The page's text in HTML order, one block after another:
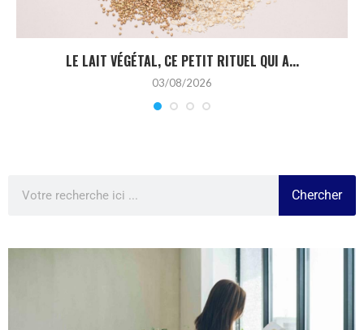
LE LAIT VÉGÉTAL, CE PETIT RITUEL QUI A...
03/08/2026
Chercher